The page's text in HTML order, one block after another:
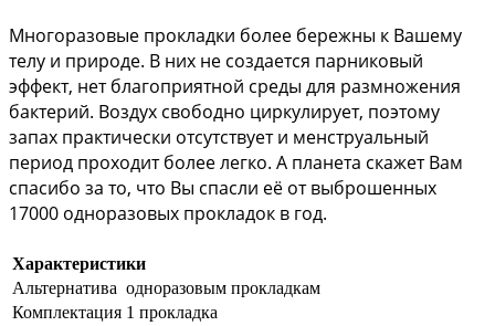
Многоразовые прокладки более бережны к Вашему
телу и природе. В них не создается парниковый
эффект, нет благоприятной среды для размножения
бактерий. Воздух свободно циркулирует, поэтому
запах практически отсутствует и менструальный
период проходит более легко. А планета скажет Вам
спасибо за то, что Вы спасли её от выброшенных
17000 одноразовых прокладок в год.
Характеристики
Альтернатива одноразовым прокладкам
Комплектация 1 прокладка